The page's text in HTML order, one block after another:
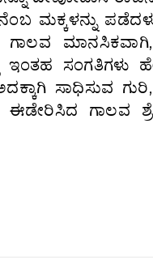
ಮಕ್ಕಳನ್ನು
ಸಂಗತಿಗಳು
ಸಾಧಿಸುವ
ಗಾಲವ